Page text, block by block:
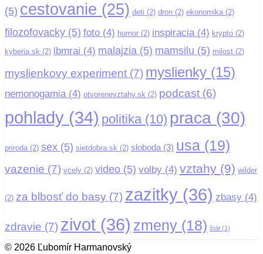
(5) cestovanie (25) deti (2) dron (2) ekonomika (2)
filozofovacky (5) foto (4) humor (2) inspiracia(4) krypto (2)
kyberia.sk (2) lbmrai (4) malajzia (5) mamsilu (5) milost (2)
myslienkovy experiment (7) myslienky (15)
nemonogamia(4) otvorenevztahy.sk (2) podcast (6)
pohlady (34) politika(10) praca (30)
priroda (2) sex (5) sietdobra.sk (2) sloboda(3) usa (19)
vazenie (7) vcely (2) video (5) volby (4) vztahy (9) wilder
(2) za blbosť do basy (7) zazitky (36) zbasy (4)
zdravie (7) zivot (36) zmeny (18) štát (1)
© 2026 Ľubomír Harmanovský